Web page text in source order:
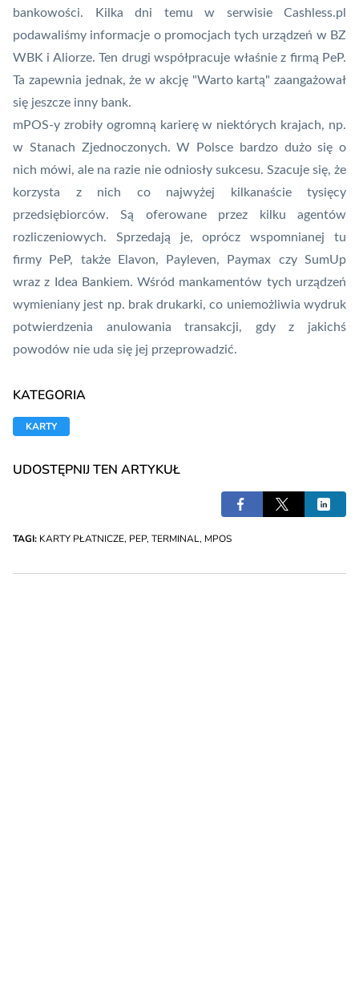
bankowości. Kilka dni temu w serwisie Cashless.pl
podawaliśmy informacje o promocjach tych urządzeń w BZ
WBK i Aliorze. Ten drugi współpracuje właśnie z firmą PeP.
Ta zapewnia jednak, że w akcję "Warto kartą" zaangażował
się jeszcze inny bank.
mPOS-y zrobiły ogromną karierę w niektórych krajach, np.
w Stanach Zjednoczonych. W Polsce bardzo dużo się o
nich mówi, ale na razie nie odniosły sukcesu. Szacuje się, że
korzysta z nich co najwyżej kilkanaście tysięcy
przedsiębiorców. Są oferowane przez kilku agentów
rozliczeniowych. Sprzedają je, oprócz wspomnianej tu
firmy PeP, także Elavon, Payleven, Paymax czy SumUp
wraz z Idea Bankiem. Wśród mankamentów tych urządzeń
wymieniany jest np. brak drukarki, co uniemożliwia wydruk
potwierdzenia anulowania transakcji, gdy z jakichś
powodów nie uda się jej przeprowadzić.
KATEGORIA
KARTY
UDOSTĘPNIJ TEN ARTYKUŁ
TAGI: KARTY PŁATNICZE, PEP, TERMINAL, MPOS